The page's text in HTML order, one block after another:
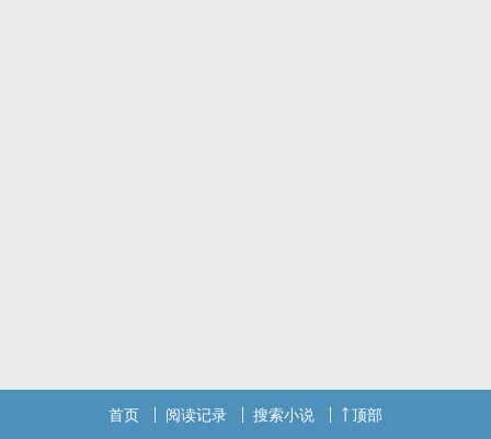
首页 阅读记录 搜索小说 顶部